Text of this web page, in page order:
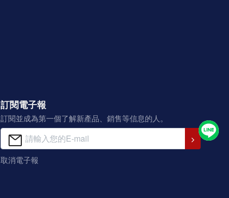
訂閱電子報
訂閱並成為第一個了解新產品、銷售等信息的人。
取消電子報